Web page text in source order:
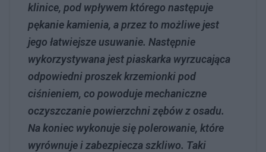
klinice, pod wpływem którego następuje
pękanie kamienia, a przez to możliwe jest
jego łatwiejsze usuwanie. Następnie
wykorzystywana jest piaskarka wyrzucająca
odpowiedni proszek krzemionki pod
ciśnieniem, co powoduje mechaniczne
oczyszczanie powierzchni zębów z osadu.
Na koniec wykonuje się polerowanie, które
wyrównuje i zabezpiecza szkliwo. Taki